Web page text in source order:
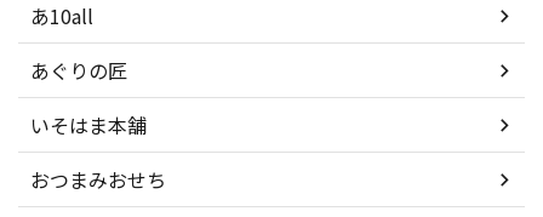
あ10all
あぐりの匠
いそはま本舗
おつまみおせち